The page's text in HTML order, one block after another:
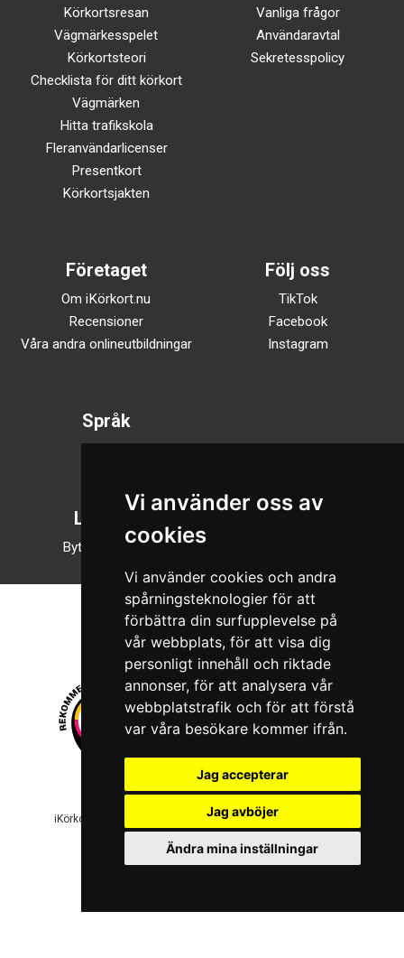
Vi använder oss av
cookies
Vi använder cookies och andra
spårningsteknologier för att
förbättra din surfupplevelse på
vår webbplats, för att visa dig
personligt innehåll och riktade
annonser, för att analysera vår
webbplatstrafik och för att förstå
var våra besökare kommer ifrån.
Jag accepterar
Jag avböjer
Ändra mina inställningar
Körkortsresan
Vägmärkesspelet
Körkortsteori
Checklista för ditt körkort
Vägmärken
Hitta trafikskola
Fleranvändarlicenser
Presentkort
Körkortsjakten
Vanliga frågor
Användaravtal
Sekretesspolicy
Företaget
Om iKörkort.nu
Recensioner
Våra andra onlineutbildningar
Följ oss
TikTok
Facebook
Instagram
Språk
Läsläge
Byt till nattläge
© 2026 Boboshi AB. Alla rättigheter förbehålls.
iKörkort är ett registrerat varumärke som tillhör Boboshi AB.